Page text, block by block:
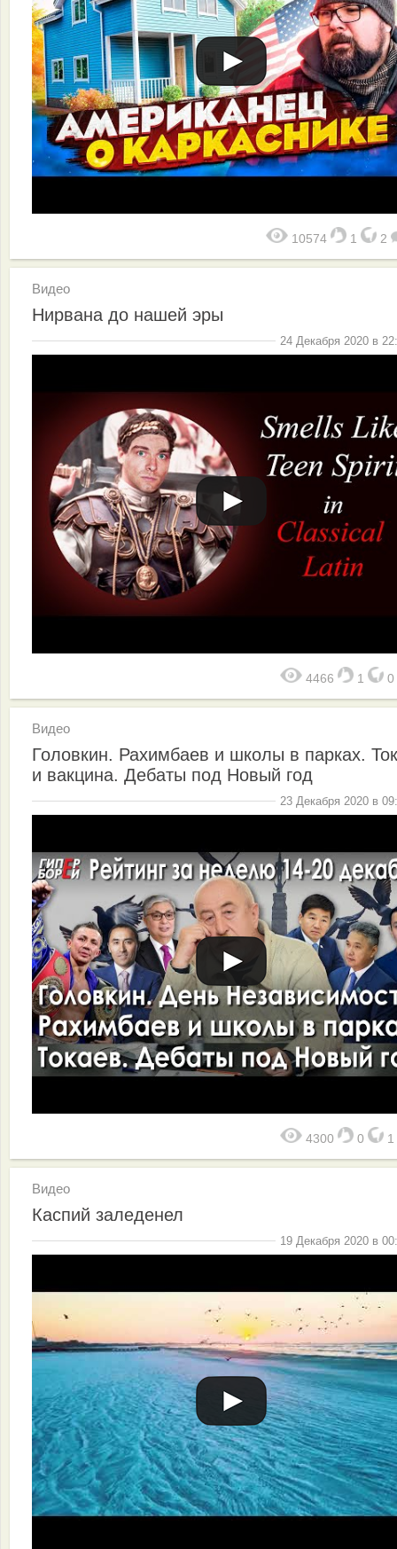
10574 1 2
Видео
Нирвана до нашей эры
24 Декабря 2020 в
4466 1 0
Видео
Головкин. Рахимбаев и школы в парках.
и вакцина. Дебаты под Новый год
23 Декабря 2020 в
4300 0 1
Видео
Каспий заледенел
19 Декабря 2020 в